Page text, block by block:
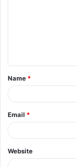
t
*
Name *
Email *
Website